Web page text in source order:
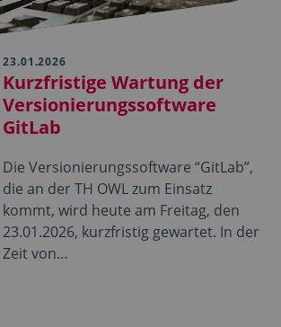
23.01.2026
Kurzfristige Wartung der
Versionierungssoftware
GitLab
Die Versionierungssoftware “GitLab”,
die an der TH OWL zum Einsatz
kommt, wird heute am Freitag, den
23.01.2026, kurzfristig gewartet. In der
Zeit von…